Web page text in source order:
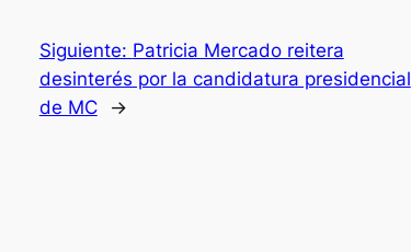
Siguiente: Patricia Mercado reitera
desinterés por la candidatura presidencial
de MC
→